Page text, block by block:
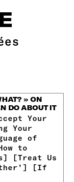
» ON
DO ABOUT IT
Your
Your
of
to
[Treat Us
[If